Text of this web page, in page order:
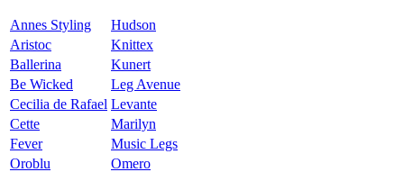
Annes Styling
Hudson
Aristoc
Knittex
Ballerina
Kunert
Be Wicked
Leg Avenue
Cecilia de Rafael Levante
Cette
Marilyn
Fever
Music Legs
Oroblu
Omero